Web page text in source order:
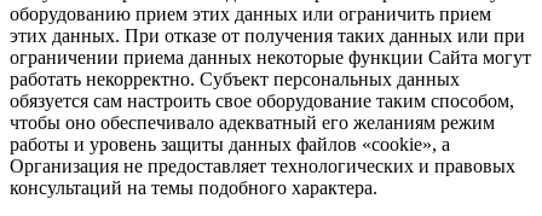
оборудованию прием этих данных или ограничить прием
этих данных. При отказе от получения таких данных или при
ограничении приема данных некоторые функции Сайта могут
работать некорректно. Субъект персональных данных
обязуется сам настроить свое оборудование таким способом,
чтобы оно обеспечивало адекватный его желаниям режим
работы и уровень защиты данных файлов «cookie», а
Организация не предоставляет технологических и правовых
консультаций на темы подобного характера.